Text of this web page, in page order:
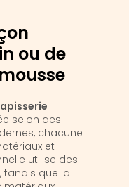
ou de
selon des
chacune
et
utilise des
tandis que la